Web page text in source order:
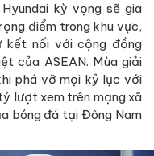
kỳ vọng sẽ gia
điểm trong khu vực,
nối với cộng đồng
của ASEAN. Mùa giải
phá vỡ mọi kỷ lục với
lượt xem trên mạng xã
bóng đá tại Đông Nam